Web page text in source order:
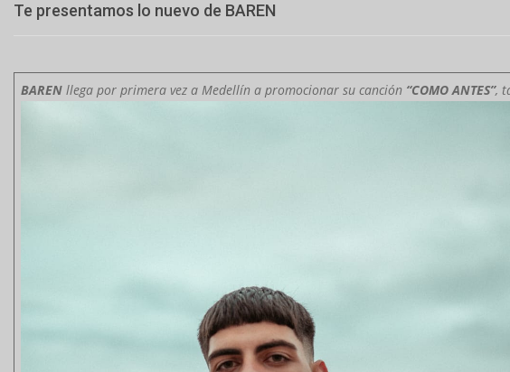
Te presentamos lo nuevo de BAREN
BAREN llega por primera vez a Medellín a promocionar su canción “COMO ANTES”,